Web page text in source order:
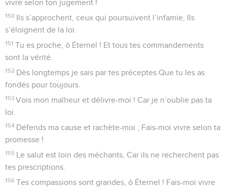
vivre selon ton jugement !
150 Ils s’approchent, ceux qui poursuivent l’infamie, Ils
s’éloignent de la loi.
151 Tu es proche, ô Éternel ! Et tous tes commandements
sont la vérité.
152 Dès longtemps je sais par tes préceptes Que tu les as
fondés pour toujours.
153 Vois mon malheur et délivre-moi ! Car je n’oublie pas ta
loi.
154 Défends ma cause et rachète-moi ; Fais-moi vivre selon ta
promesse !
155 Le salut est loin des méchants, Car ils ne recherchent pas
tes prescriptions.
156 Tes compassions sont grandes, ô Éternel ! Fais-moi vivre